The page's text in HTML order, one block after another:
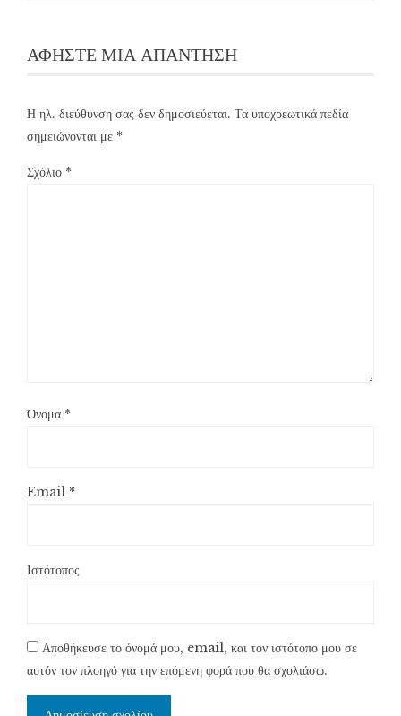
ΑΦΉΣΤΕ ΜΙΑ ΑΠΆΝΤΗΣΗ
Η ηλ. διεύθυνση σας δεν δημοσιεύεται. Τα υποχρεωτικά πεδία
σημειώνονται με *
Σχόλιο *
Όνομα *
Email *
Ιστότοπος
Αποθήκευσε το όνομά μου, email, και τον ιστότοπο μου σε
αυτόν τον πλοηγό για την επόμενη φορά που θα σχολιάσω.